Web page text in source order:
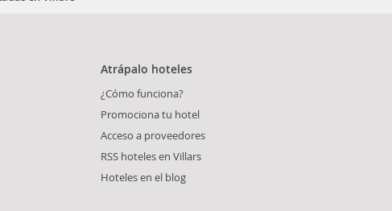
Atrápalo hoteles
¿Cómo funciona?
Promociona tu hotel
Acceso a proveedores
RSS hoteles en Villars
Hoteles en el blog